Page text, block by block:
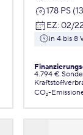
178 PS
EZ: 02/22
in 4 bis 8
4.794 €
CO₂-